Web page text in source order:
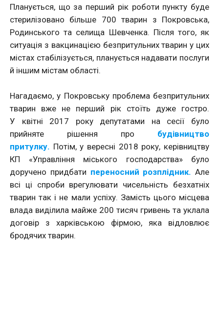
Планується, що за перший рік роботи пункту буде
стерилізовано більше 700 тварин з Покровська,
Родинського та селища Шевченка. Після того, як
ситуація з вакцинацією безпритульних тварин у цих
містах стабілізується, планується надавати послуги
й іншим містам області.
Нагадаємо, у Покровську проблема безпритульних
тварин вже не перший рік стоїть дуже гостро.
У квітні 2017 року депутатами на сесії було
прийняте рішення про будівництво
притулку. Потім, у вересні 2018 року, керівництву
КП «Управління міського господарства» було
доручено придбати переносний розплідник. Але
всі ці спроби врегулювати чисельність безхатніх
тварин так і не мали успіху. Замість цього місцева
влада виділила майже 200 тисяч гривень та уклала
договір з харківською фірмою, яка відловлює
бродячих тварин.